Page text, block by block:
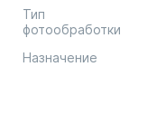
Тип
фотообработки
Назначение